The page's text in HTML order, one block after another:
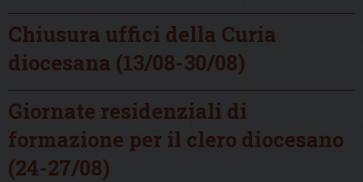
Chiusura uffici della Curia
diocesana (13/08-30/08)
Giornate residenziali di
formazione per il clero diocesano
(24-27/08)